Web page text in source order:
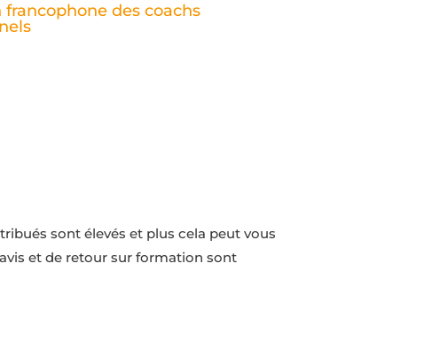
francophone des coachs
sont élevés et plus cela peut vous
et de retour sur formation sont